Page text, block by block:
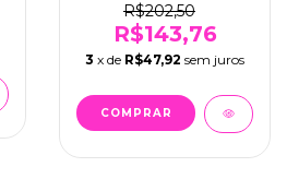
R$202,50
R$143,76
3 x de R$47,92 sem juros